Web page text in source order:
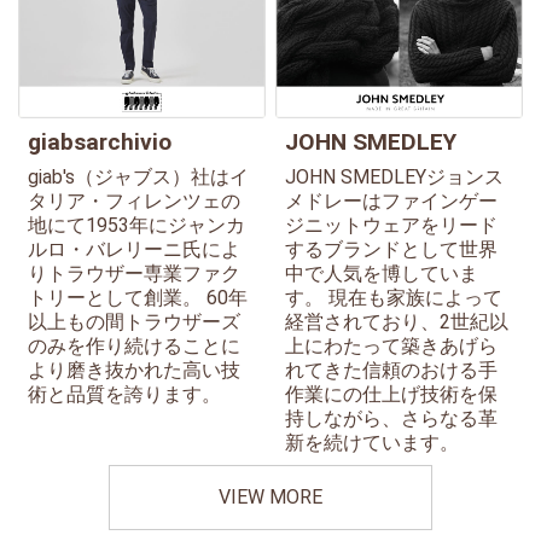
giabsarchivio
giab's（ジャブス）社はイ
タリア・フィレンツェの
地にて1953年にジャンカ
ルロ・バレリーニ氏によ
りトラウザー専業ファク
トリーとして創業。 60年
以上もの間トラウザーズ
のみを作り続けることに
より磨き抜かれた高い技
術と品質を誇ります。
JOHN SMEDLEY
JOHN SMEDLEYジョンス
メドレーはファインゲー
ジニットウェアをリード
するブランドとして世界
中で人気を博していま
す。 現在も家族によって
経営されており、2世紀以
上にわたって築きあげら
れてきた信頼のおける手
作業にの仕上げ技術を保
持しながら、さらなる革
新を続けています。
VIEW MORE